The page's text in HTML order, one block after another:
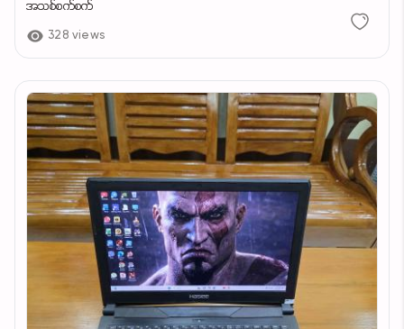
အသစ်စက်စက်
328 views